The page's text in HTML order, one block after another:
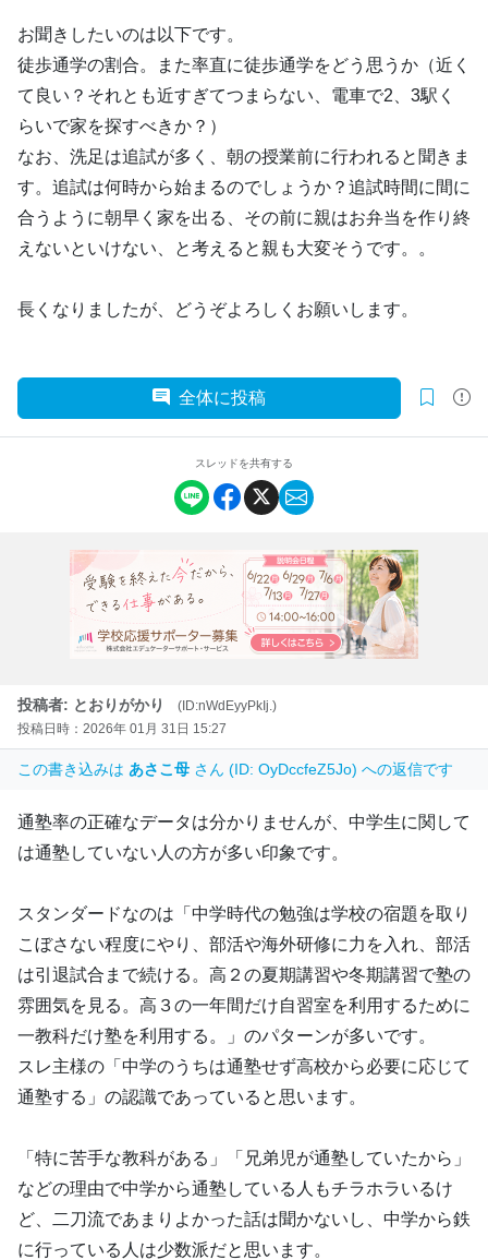
お聞きしたいのは以下です。
徒歩通学の割合。また率直に徒歩通学をどう思うか（近く
て良い？それとも近すぎてつまらない、電車で2、3駅く
らいで家を探すべきか？）
なお、洗足は追試が多く、朝の授業前に行われると聞きま
す。追試は何時から始まるのでしょうか？追試時間に間に
合うように朝早く家を出る、その前に親はお弁当を作り終
えないといけない、と考えると親も大変そうです。。
長くなりましたが、どうぞよろしくお願いします。
全体に投稿
スレッドを共有する
投稿者: とおりがかり
(ID:nWdEyyPkIj.)
投稿日時：2026年 01月 31日 15:27
この書き込みは あさこ母 さん (ID: OyDccfeZ5Jo) への返信です
通塾率の正確なデータは分かりませんが、中学生に関して
は通塾していない人の方が多い印象です。
スタンダードなのは「中学時代の勉強は学校の宿題を取り
こぼさない程度にやり、部活や海外研修に力を入れ、部活
は引退試合まで続ける。高２の夏期講習や冬期講習で塾の
雰囲気を見る。高３の一年間だけ自習室を利用するために
一教科だけ塾を利用する。」のパターンが多いです。
スレ主様の「中学のうちは通塾せず高校から必要に応じて
通塾する」の認識であっていると思います。
「特に苦手な教科がある」「兄弟児が通塾していたから」
などの理由で中学から通塾している人もチラホラいるけ
ど、二刀流であまりよかった話は聞かないし、中学から鉄
に行っている人は少数派だと思います。